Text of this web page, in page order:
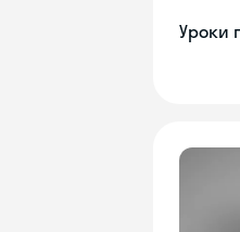
Уроки